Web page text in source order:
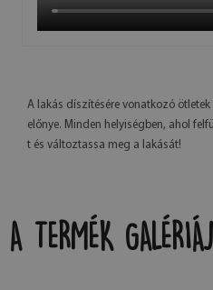
A lakás díszítésére vonatkozó
előnye. Minden helyiségben, ahol
t és változtassa meg a lakását!
A TERMÉK